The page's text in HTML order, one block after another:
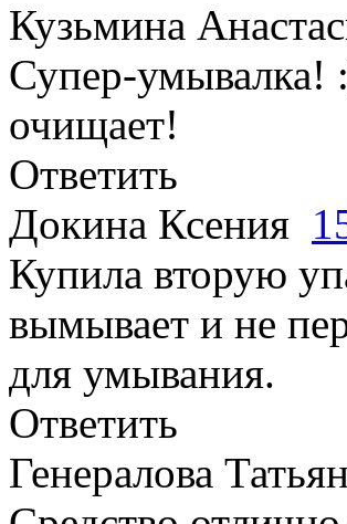
Кузьмина
Супер-умывалка!
очищает!
Ответить
Докина Ксения
Купила вторую
вымывает и не
для умывания.
Ответить
Генералова